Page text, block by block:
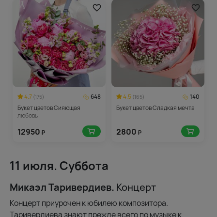
4.7 (175)
648
Букет цветов Сияющая
любовь
12950 ₽
4.5 (165)
140
Букет цветов Сладкая мечта
2800 ₽
11 июля. Суббота
Микаэл Таривердиев. Концерт
Концерт приурочен к юбилею композитора.
Таривердиева знают прежде всего по музыке к